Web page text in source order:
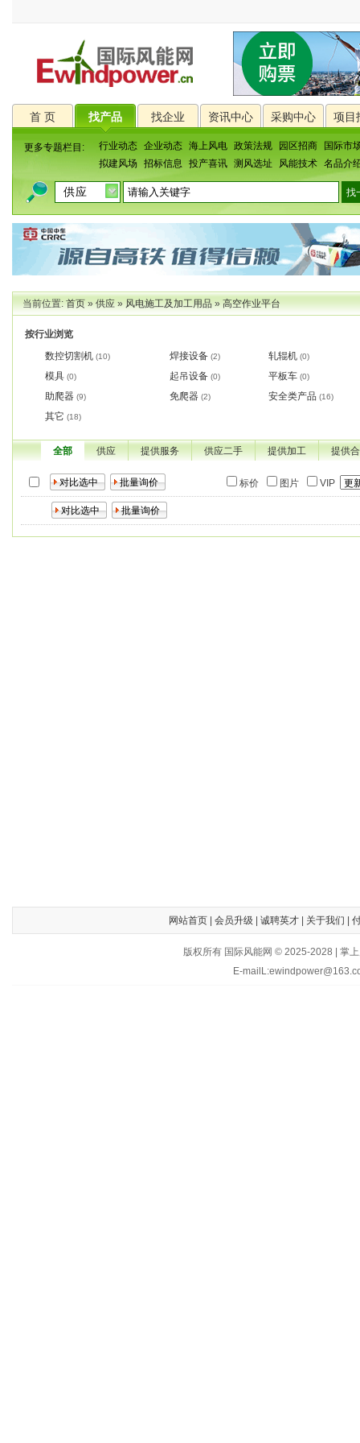
首 页 找产品 找企业 资讯中心 采购中心 项目
更多专题栏目: 行业动态 企业动态 海上风电 政策法规 园区招商
国际市
拟建风场
招标信息 投产喜讯 测风选址 风能技术 名品介
当前位置:首页»供应»风电施工及加工用品»高空作业平台
按行业浏览
数控切割机 (10) 焊接设备 (2) 轧辊机 (0)
模具 (0) 起吊设备 (0) 平板车 (0)
助爬器 (9) 免爬器 (2) 安全类产品 (16)
其它 (18)
全部 供应 提供服务 供应二手 提供加工 提供
标价 图片 VIP
网站首页| 会员升级 诚聘英才| 关于我们
版权所有 国际风能网 © 2025-2028 | 掌
E-